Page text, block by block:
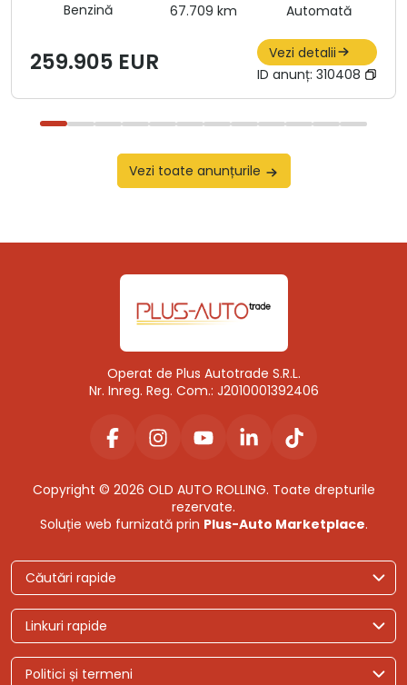
Benzină 67.709 km Automată
259.905 EUR
Vezi detalii
ID anunț: 310408
Vezi toate anunțurile
Operat de Plus Autotrade S.R.L.
Nr. Inreg. Reg. Com.: J2010001392406
Copyright © 2026 OLD AUTO ROLLING. Toate drepturile
rezervate.
Soluție web furnizată prin Plus-Auto Marketplace.
Căutări rapide
Linkuri rapide
Politici și termeni